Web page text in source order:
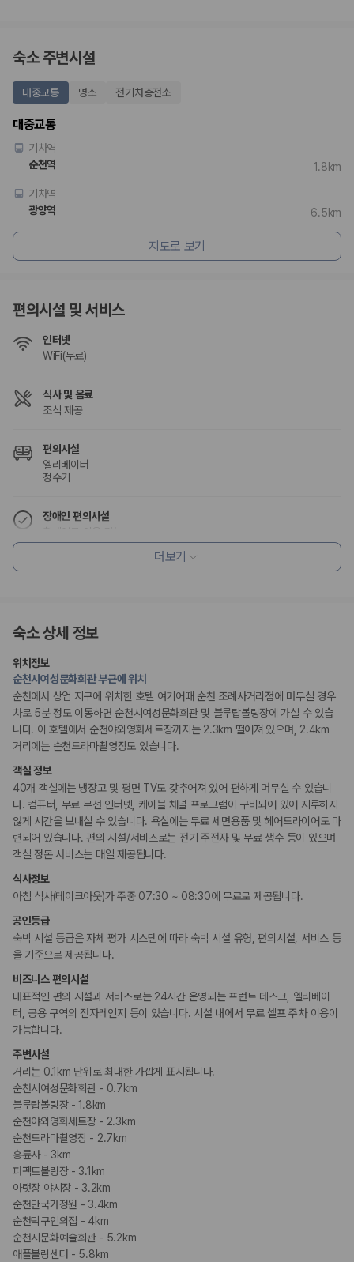
숙소 주변시설
대중교통 명소 전기차충전소
대중교통
기차역
순천역
1.8km
기차역
광양역
6.5km
지도로 보기
편의시설 및 서비스
인터넷
WiFi(무료)
식사 및 음료
조식 제공
편의시설
엘리베이터
정수기
장애인 편의시설
흡연 시설
더보기
숙소 상세 정보
위치정보
순천시여성문화회관 부근에 위치
순천에서 상업 지구에 위치한 호텔 여기어때 순천 조례사거리점에 머무실 경우
차로 5분 정도 이동하면 순천시여성문화회관 및 블루탑볼링장에 가실 수 있습
니다. 이 호텔에서 순천야외영화세트장까지는 2.3km 떨어져 있으며, 2.4km
거리에는 순천드라마촬영장도 있습니다.
객실 정보
40개 객실에는 냉장고 및 평면 TV도 갖추어져 있어 편하게 머무실 수 있습니
다. 컴퓨터, 무료 무선 인터넷, 케이블 채널 프로그램이 구비되어 있어 지루하지
않게 시간을 보내실 수 있습니다. 욕실에는 무료 세면용품 및 헤어드라이어도 마
련되어 있습니다. 편의 시설/서비스로는 전기 주전자 및 무료 생수 등이 있으며
객실 정돈 서비스는 매일 제공됩니다.
식사정보
아침 식사(테이크아웃)가 주중 07:30 ~ 08:30에 무료로 제공됩니다.
공인등급
숙박 시설 등급은 자체 평가 시스템에 따라 숙박 시설 유형, 편의시설, 서비스 등
을 기준으로 제공됩니다.
비즈니스 편의시설
대표적인 편의 시설과 서비스로는 24시간 운영되는 프런트 데스크, 엘리베이
터, 공용 구역의 전자레인지 등이 있습니다. 시설 내에서 무료 셀프 주차 이용이
가능합니다.
주변시설
거리는 0.1km 단위로 최대한 가깝게 표시됩니다.
순천시여성문화회관 - 0.7km
블루탑볼링장 - 1.8km
순천야외영화세트장 - 2.3km
순천드라마촬영장 - 2.7km
흥륜사 - 3km
퍼펙트볼링장 - 3.1km
아랫장 야시장 - 3.2km
순천만국가정원 - 3.4km
순천탁구인의집 - 4km
순천시문화예술회관 - 5.2km
애플볼링센터 - 5.8km